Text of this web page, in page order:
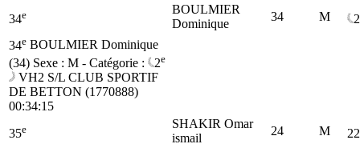
34e
BOULMIER
Dominique
34 M 2
34e BOULMIER Dominique
(34) Sexe : M - Catégorie : 2e
VH2 S/L CLUB SPORTIF
DE BETTON (1770888)
00:34:15
35e
SHAKIR Omar
ismail
24 M
22